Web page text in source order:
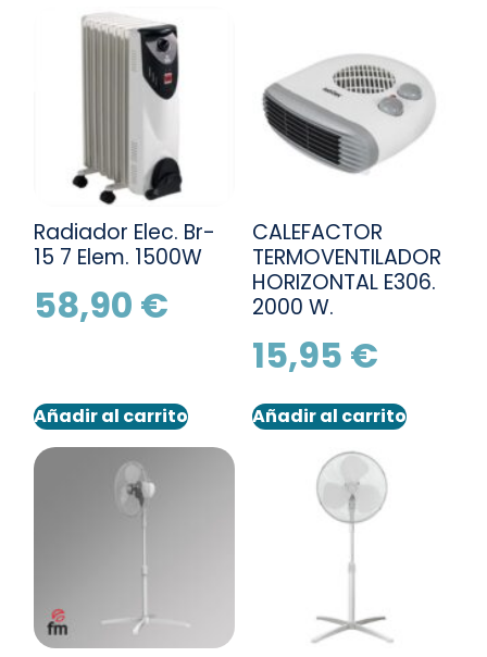
Radiador Elec. Br-
15 7 Elem. 1500W
58,90 €
Añadir al carrito
CALEFACTOR
TERMOVENTILADOR
HORIZONTAL E306.
2000 W.
15,95 €
Añadir al carrito